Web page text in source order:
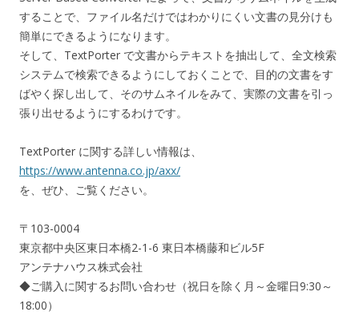
することで、ファイル名だけではわかりにくい文書の見分けも
簡単にできるようになります。
そして、TextPorter で文書からテキストを抽出して、全文検索
システムで検索できるようにしておくことで、目的の文書をす
ばやく探し出して、そのサムネイルをみて、実際の文書を引っ
張り出せるようにするわけです。
TextPorter に関する詳しい情報は、
https://www.antenna.co.jp/axx/
を、ぜひ、ご覧ください。
〒103-0004
東京都中央区東日本橋2-1-6 東日本橋藤和ビル5F
アンテナハウス株式会社
◆ご購入に関するお問い合わせ（祝日を除く月～金曜日9:30～
18:00）